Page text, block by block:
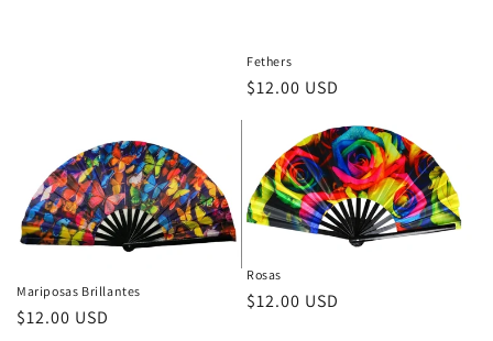
Fethers
Precio
$12.00 USD
Mariposas Brillantes
Precio
$12.00 USD
Rosas
Precio
$12.00 USD